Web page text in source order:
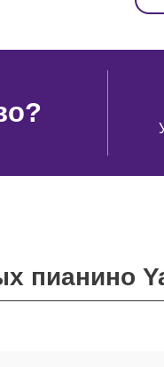
пианино